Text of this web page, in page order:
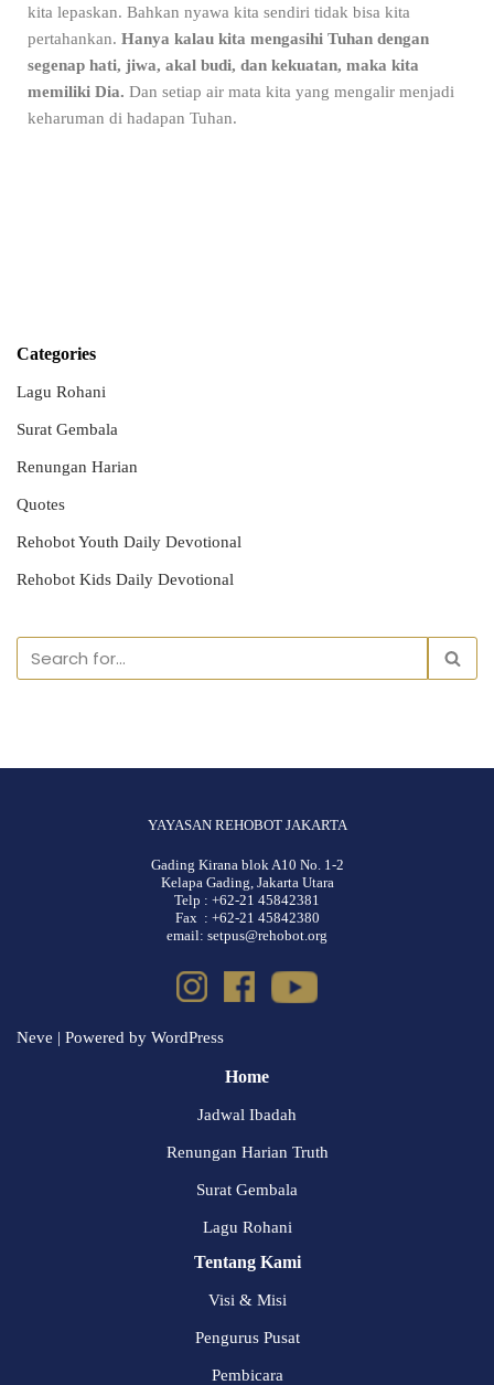
kita lepaskan. Bahkan nyawa kita sendiri tidak bisa kita
pertahankan. Hanya kalau kita mengasihi Tuhan dengan
segenap hati, jiwa, akal budi, dan kekuatan, maka kita
memiliki Dia. Dan setiap air mata kita yang mengalir menjadi
keharuman di hadapan Tuhan.
Categories
Lagu Rohani
Surat Gembala
Renungan Harian
Quotes
Rehobot Youth Daily Devotional
Rehobot Kids Daily Devotional
YAYASAN REHOBOT JAKARTA
Gading Kirana blok A10 No. 1-2
Kelapa Gading, Jakarta Utara
Telp : +62-21 45842381
Fax : +62-21 45842380
email: setpus@rehobot.org
Neve | Powered by WordPress
Home
Jadwal Ibadah
Renungan Harian Truth
Surat Gembala
Lagu Rohani
Tentang Kami
Visi & Misi
Pengurus Pusat
Pembicara